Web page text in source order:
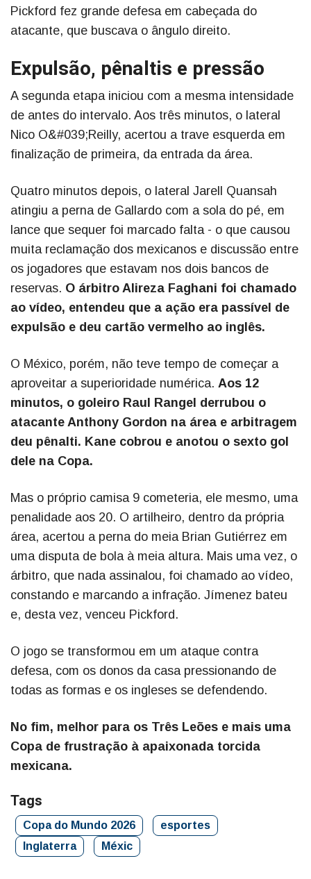
Pickford fez grande defesa em cabeçada do
atacante, que buscava o ângulo direito.
Expulsão, pênaltis e pressão
A segunda etapa iniciou com a mesma intensidade
de antes do intervalo. Aos três minutos, o lateral
Nico O&#039;Reilly, acertou a trave esquerda em
finalização de primeira, da entrada da área.
Quatro minutos depois, o lateral Jarell Quansah
atingiu a perna de Gallardo com a sola do pé, em
lance que sequer foi marcado falta - o que causou
muita reclamação dos mexicanos e discussão entre
os jogadores que estavam nos dois bancos de
reservas. O árbitro Alireza Faghani foi chamado
ao vídeo, entendeu que a ação era passível de
expulsão e deu cartão vermelho ao inglês.
O México, porém, não teve tempo de começar a
aproveitar a superioridade numérica. Aos 12
minutos, o goleiro Raul Rangel derrubou o
atacante Anthony Gordon na área e arbitragem
deu pênalti. Kane cobrou e anotou o sexto gol
dele na Copa.
Mas o próprio camisa 9 cometeria, ele mesmo, uma
penalidade aos 20. O artilheiro, dentro da própria
área, acertou a perna do meia Brian Gutiérrez em
uma disputa de bola à meia altura. Mais uma vez, o
árbitro, que nada assinalou, foi chamado ao vídeo,
constando e marcando a infração. Jímenez bateu
e, desta vez, venceu Pickford.
O jogo se transformou em um ataque contra
defesa, com os donos da casa pressionando de
todas as formas e os ingleses se defendendo.
No fim, melhor para os Três Leões e mais uma
Copa de frustração à apaixonada torcida
mexicana.
Tags
Copa do Mundo 2026
esportes
Inglaterra
Méxic